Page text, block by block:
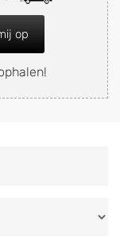
op
of brommobiel
wegbrengen
op een
voor uw
andere plaats of